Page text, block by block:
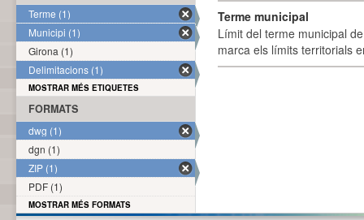
Terme municipal
Límit del terme municipal
marca els límits territorials
Terme (1)
Municipi (1)
Girona (1)
Delimitacions (1)
MOSTRAR MÉS ETIQUETES
FORMATS
dwg (1)
dgn (1)
ZIP (1)
PDF (1)
MOSTRAR MÉS FORMATS